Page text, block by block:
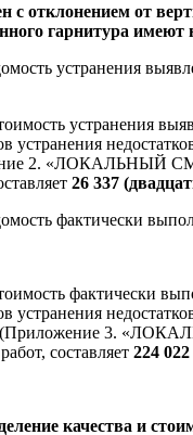
с отклонением от
гарнитура имеют
устранения
устранения
устранения
2.
26 337
фактически
фактически
устранения
(Приложение 3.
составляет 224
качества и